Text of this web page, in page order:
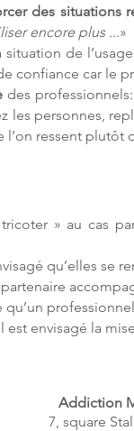
des situations
encore plus ...»
de
confiance car le
des
les personnes,
ressent plutôt
» au cas
qu’elles se
est envisagé la
Addiction
7, square